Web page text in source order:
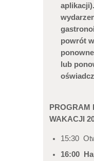
powrót
lub
PROGRAM
WAKACJI
15:30
16:00